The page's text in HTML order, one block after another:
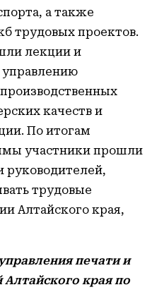
а также
трудовых проектов.
лекции и
управлению
качеств и
По итогам
участники прошли
руководителей,
трудовые
Алтайского края,
печати и
края по